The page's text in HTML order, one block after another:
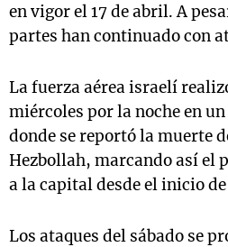
en vigor el 17 de abril. A
partes han continuado con
La fuerza aérea israelí
miércoles por la noche en
donde se reportó la muerte
Hezbollah, marcando así el
a la capital desde el inicio
Los ataques del sábado se